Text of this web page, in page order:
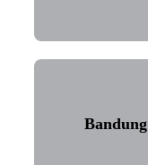
Bandung